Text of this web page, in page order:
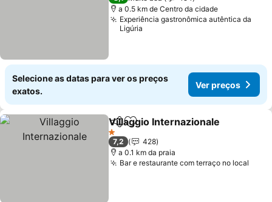
a 0.5 km de Centro da cidade
Experiência gastronômica autêntica da
Ligúria
Selecione as datas para ver os preços
exatos.
Ver preços
PartilharAdicionar aos favoritos
Villaggio Internazionale
1 Estrelas
7,2
428
a 0.1 km da praia
Bar e restaurante com terraço no local